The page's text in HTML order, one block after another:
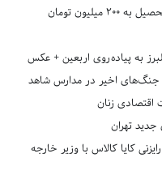
تومان
به پیاده‌روی اربعین + عکس
جنگ‌های اخیر در مدارس شاهد
اقتصادی زنان
تهران
کایا کالاس با وزیر خارجه